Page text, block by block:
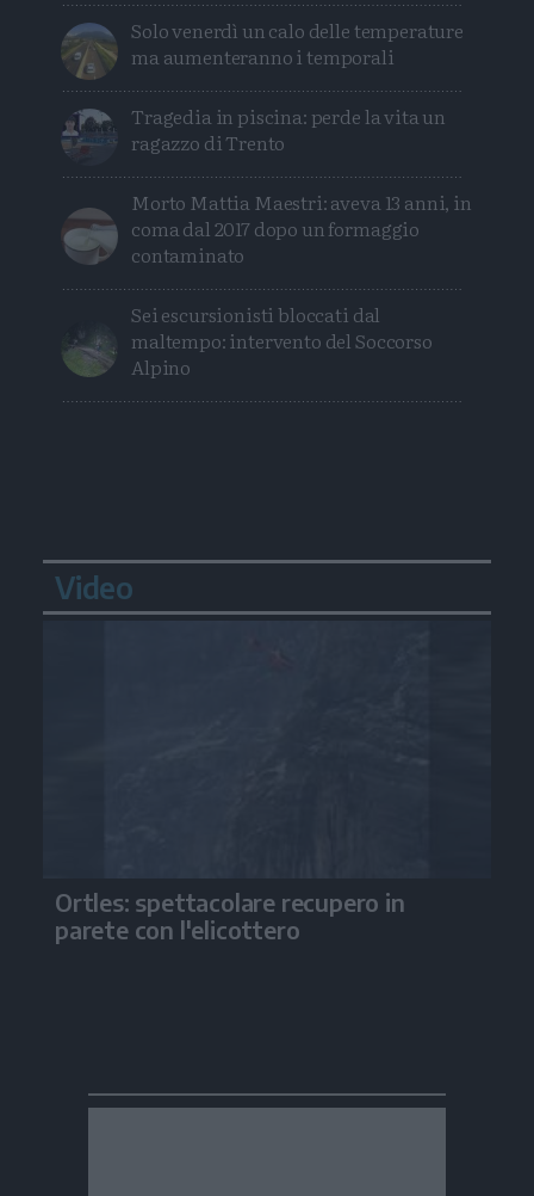
Solo venerdì un calo delle temperature
ma aumenteranno i temporali
Tragedia in piscina: perde la vita un
ragazzo di Trento
Morto Mattia Maestri: aveva 13 anni, in
coma dal 2017 dopo un formaggio
contaminato
Sei escursionisti bloccati dal
maltempo: intervento del Soccorso
Alpino
Video
Ortles: spettacolare recupero in
parete con l'elicottero